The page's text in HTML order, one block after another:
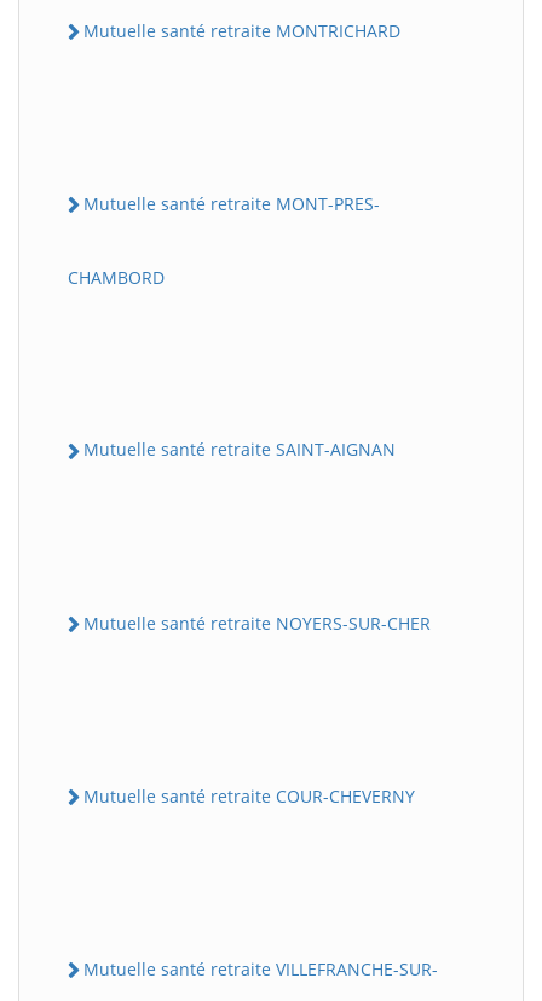
Mutuelle santé retraite MONTRICHARD
Mutuelle santé retraite MONT-PRES-
CHAMBORD
Mutuelle santé retraite SAINT-AIGNAN
Mutuelle santé retraite NOYERS-SUR-CHER
Mutuelle santé retraite COUR-CHEVERNY
Mutuelle santé retraite VILLEFRANCHE-SUR-